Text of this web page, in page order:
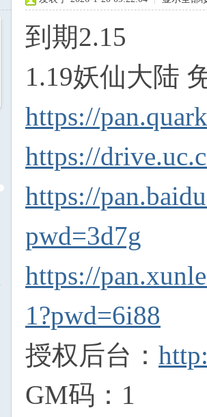
到期2.15
1.19妖仙大陆
https://
https://
https://
pwd=3d7g
https://
1?pwd=6i88
授权后台：
GM码：1